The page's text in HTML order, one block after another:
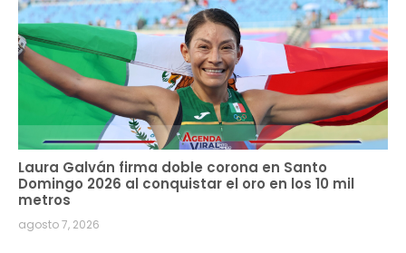
Laura Galván firma doble corona en Santo
Domingo 2026 al conquistar el oro en los 10 mil
metros
agosto 7, 2026